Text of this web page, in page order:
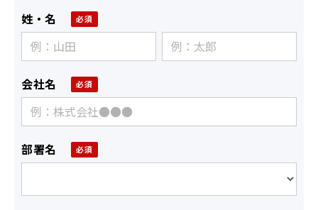
姓・名
会社名
部署名